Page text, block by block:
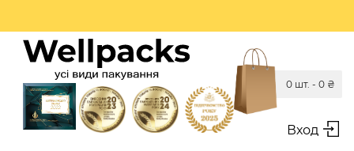
Вход
0 шт. - 0 ₴